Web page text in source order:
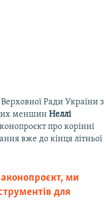
Ради України з
меншин Неллі
про корінні
вже до кінця літньої
ми
для